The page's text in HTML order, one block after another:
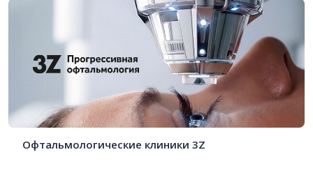
Офтальмологические клиники 3Z